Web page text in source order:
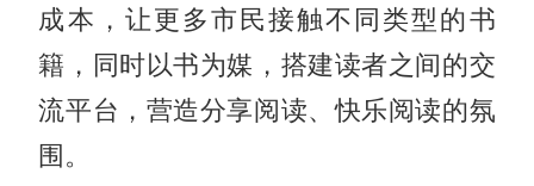
成本，让更多市民接触不同类型的书
籍，同时以书为媒，搭建读者之间的交
流平台，营造分享阅读、快乐阅读的氛
围。